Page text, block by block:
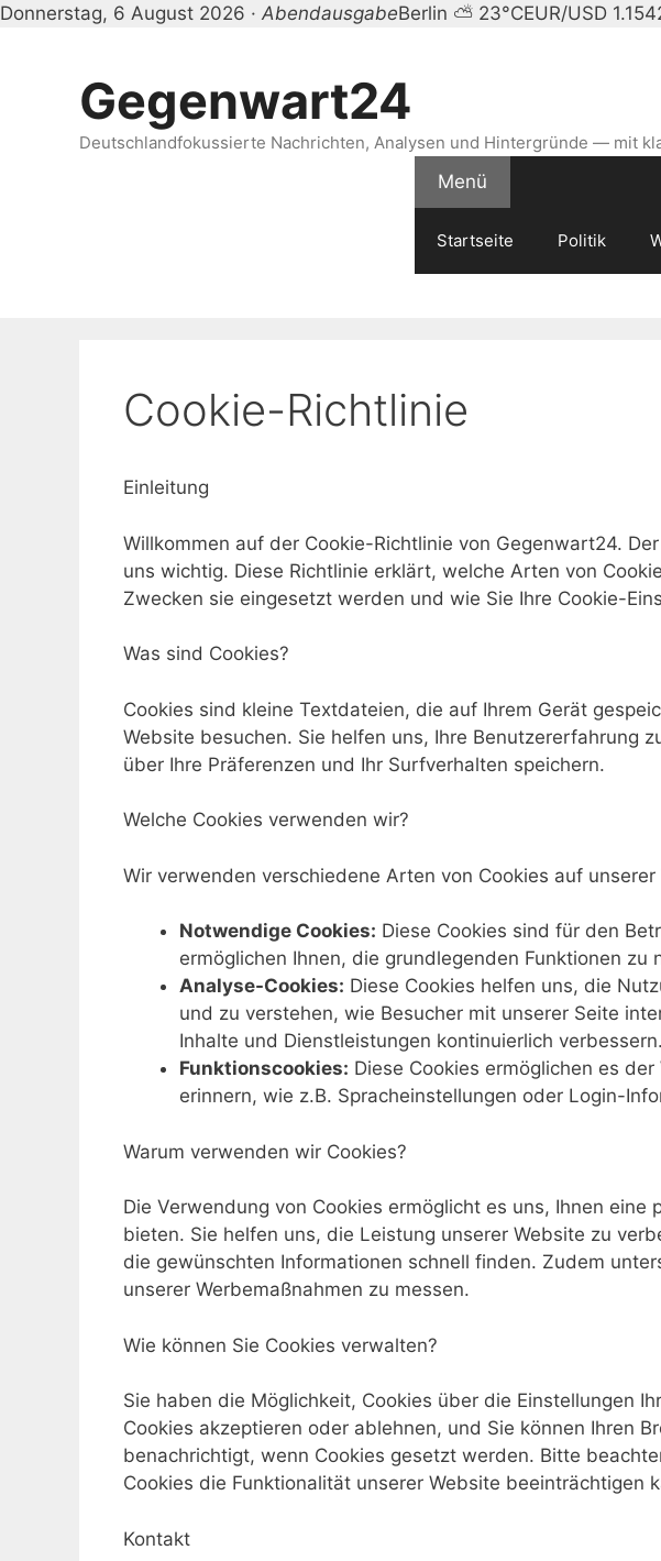
Donnerstag, 6 August 2026 · AbendausgabeBerlin ⛅ 23°CEUR/USD
Gegenwart24
Deutschlandfokussierte Nachrichten, Analysen und Hintergründe — mit
Menü
Startseite Politik
Cookie-Richtlinie
Einleitung
Willkommen auf der Cookie-Richtlinie von Gegenwart24.
uns wichtig. Diese Richtlinie erklärt, welche Arten von
Zwecken sie eingesetzt werden und wie Sie Ihre Cookie-
Was sind Cookies?
Cookies sind kleine Textdateien, die auf Ihrem Gerät
Website besuchen. Sie helfen uns, Ihre Benutzererfahrung
über Ihre Präferenzen und Ihr Surfverhalten speichern.
Welche Cookies verwenden wir?
Wir verwenden verschiedene Arten von Cookies auf unserer
Notwendige Cookies: Diese Cookies sind für den
ermöglichen Ihnen, die grundlegenden Funktionen zu
Analyse-Cookies: Diese Cookies helfen uns, die
und zu verstehen, wie Besucher mit unserer Seite
Inhalte und Dienstleistungen kontinuierlich verbessern.
Funktionscookies: Diese Cookies ermöglichen es
erinnern, wie z.B. Spracheinstellungen oder Login-
Warum verwenden wir Cookies?
Die Verwendung von Cookies ermöglicht es uns, Ihnen
bieten. Sie helfen uns, die Leistung unserer Website zu
die gewünschten Informationen schnell finden. Zudem
unserer Werbemaßnahmen zu messen.
Wie können Sie Cookies verwalten?
Sie haben die Möglichkeit, Cookies über die Einstellungen
Cookies akzeptieren oder ablehnen, und Sie können Ihren
benachrichtigt, wenn Cookies gesetzt werden. Bitte
Cookies die Funktionalität unserer Website beeinträchtigen
Kontakt